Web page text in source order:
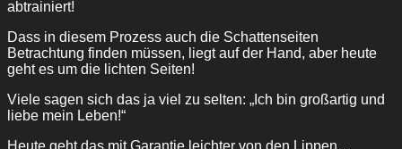
abtrainiert!
Dass in diesem Prozess auch die Schattenseiten
Betrachtung finden müssen, liegt auf der Hand, aber heute
geht es um die lichten Seiten!
Viele sagen sich das ja viel zu selten: „Ich bin großartig und
liebe mein Leben!“